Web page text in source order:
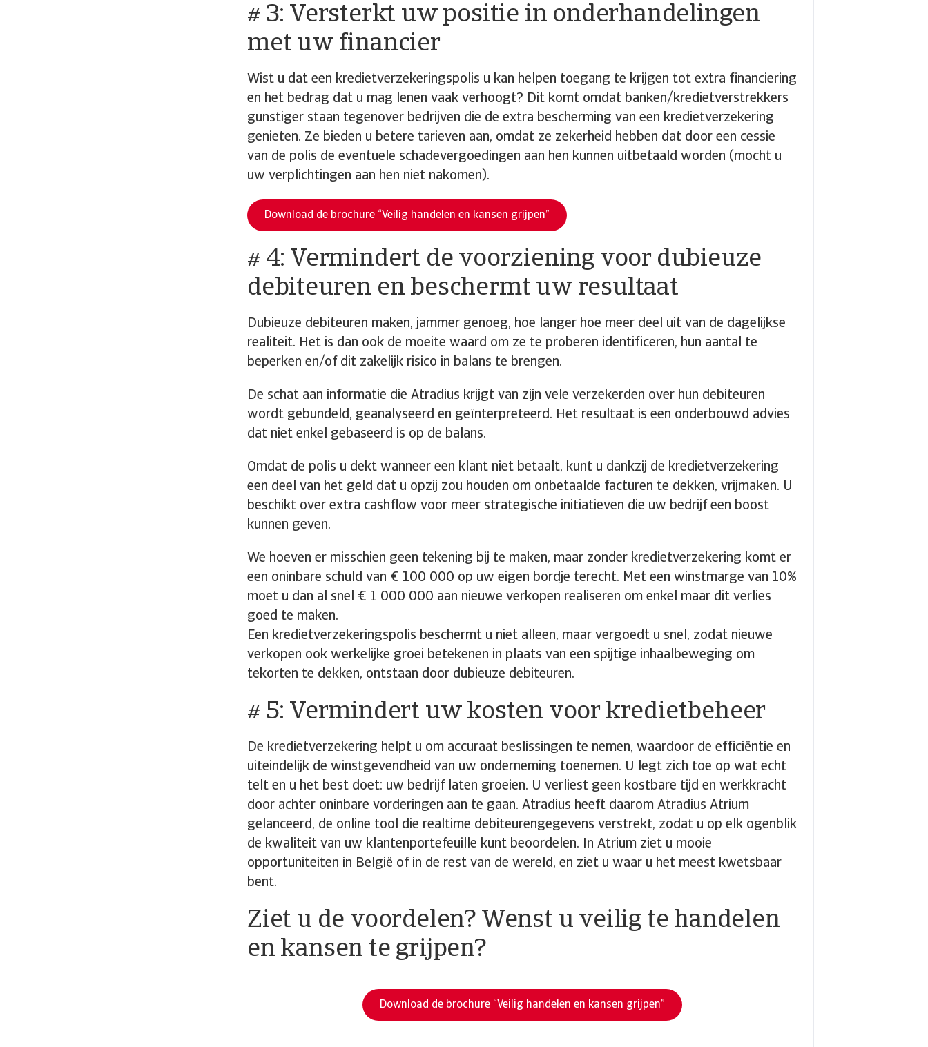
# 3: Versterkt uw positie in onderhandelingen
met uw financier
Wist u dat een kredietverzekeringspolis u kan helpen toegang te krijgen tot extra financiering
en het bedrag dat u mag lenen vaak verhoogt? Dit komt omdat banken/kredietverstrekkers
gunstiger staan tegenover bedrijven die de extra bescherming van een kredietverzekering
genieten. Ze bieden u betere tarieven aan, omdat ze zekerheid hebben dat door een cessie
van de polis de eventuele schadevergoedingen aan hen kunnen uitbetaald worden (mocht u
uw verplichtingen aan hen niet nakomen).
Download de brochure “Veilig handelen en kansen grijpen”
# 4: Vermindert de voorziening voor dubieuze
debiteuren en beschermt uw resultaat
Dubieuze debiteuren maken, jammer genoeg, hoe langer hoe meer deel uit van de dagelijkse
realiteit. Het is dan ook de moeite waard om ze te proberen identificeren, hun aantal te
beperken en/of dit zakelijk risico in balans te brengen.
De schat aan informatie die Atradius krijgt van zijn vele verzekerden over hun debiteuren
wordt gebundeld, geanalyseerd en geïnterpreteerd. Het resultaat is een onderbouwd advies
dat niet enkel gebaseerd is op de balans.
Omdat de polis u dekt wanneer een klant niet betaalt, kunt u dankzij de kredietverzekering
een deel van het geld dat u opzij zou houden om onbetaalde facturen te dekken, vrijmaken. U
beschikt over extra cashflow voor meer strategische initiatieven die uw bedrijf een boost
kunnen geven.
We hoeven er misschien geen tekening bij te maken, maar zonder kredietverzekering komt er
een oninbare schuld van € 100 000 op uw eigen bordje terecht. Met een winstmarge van 10%
moet u dan al snel € 1 000 000 aan nieuwe verkopen realiseren om enkel maar dit verlies
goed te maken.
Een kredietverzekeringspolis beschermt u niet alleen, maar vergoedt u snel, zodat nieuwe
verkopen ook werkelijke groei betekenen in plaats van een spijtige inhaalbeweging om
tekorten te dekken, ontstaan door dubieuze debiteuren.
# 5: Vermindert uw kosten voor kredietbeheer
De kredietverzekering helpt u om accuraat beslissingen te nemen, waardoor de efficiëntie en
uiteindelijk de winstgevendheid van uw onderneming toenemen. U legt zich toe op wat echt
telt en u het best doet: uw bedrijf laten groeien. U verliest geen kostbare tijd en werkkracht
door achter oninbare vorderingen aan te gaan. Atradius heeft daarom Atradius Atrium
gelanceerd, de online tool die realtime debiteurengegevens verstrekt, zodat u op elk ogenblik
de kwaliteit van uw klantenportefeuille kunt beoordelen. In Atrium ziet u mooie
opportuniteiten in België of in de rest van de wereld, en ziet u waar u het meest kwetsbaar
bent.
Ziet u de voordelen? Wenst u veilig te handelen
en kansen te grijpen?
Download de brochure “Veilig handelen en kansen grijpen”